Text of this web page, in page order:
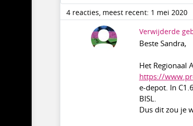
4 reacties, meest recent: 1 mei 2020
Verwijderde
Beste Sandra,
Het Regionaal
https://
e-depot. In
BISL.
Dus dit zou je